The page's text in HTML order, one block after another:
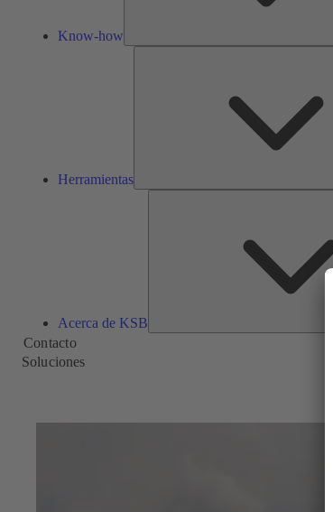
Know-how
Herramientas
Acerca de KSB
Contacto
Soluciones